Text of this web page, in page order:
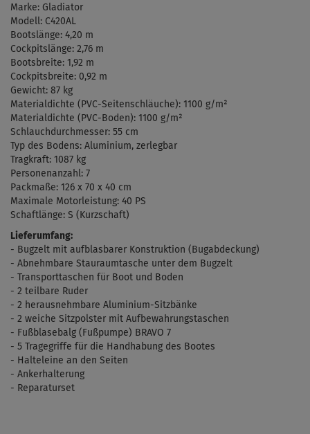
Marke: Gladiator
Modell: C420AL
Bootslänge: 4,20 m
Cockpitslänge: 2,76 m
Bootsbreite: 1,92 m
Cockpitsbreite: 0,92 m
Gewicht: 87 kg
Materialdichte (PVC-Seitenschläuche): 1100 g/m²
Materialdichte (PVC-Boden): 1100 g/m²
Schlauchdurchmesser: 55 cm
Typ des Bodens: Aluminium, zerlegbar
Tragkraft: 1087 kg
Personenanzahl: 7
Packmaße: 126 x 70 x 40 cm
Maximale Motorleistung: 40 PS
Schaftlänge: S (Kurzschaft)
Lieferumfang:
- Bugzelt mit aufblasbarer Konstruktion (Bugabdeckung)
- Abnehmbare Stauraumtasche unter dem Bugzelt
- Transporttaschen für Boot und Boden
- 2 teilbare Ruder
- 2 herausnehmbare Aluminium-Sitzbänke
- 2 weiche Sitzpolster mit Aufbewahrungstaschen
- Fu ßblasebalg ( Fußpumpe) BRAVO 7
- 5 Tragegriffe für die Handhabung des Bootes
- Halteleine an den Seiten
- Ankerhalterung
- Reparaturset